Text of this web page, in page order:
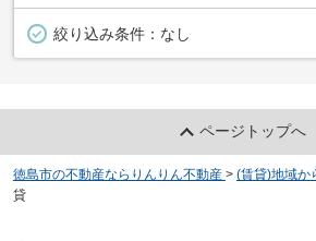
絞り込み条件： なし
ページトップへ
徳島市の不動産ならりんりん不動産 > (賃貸)地域か
貸